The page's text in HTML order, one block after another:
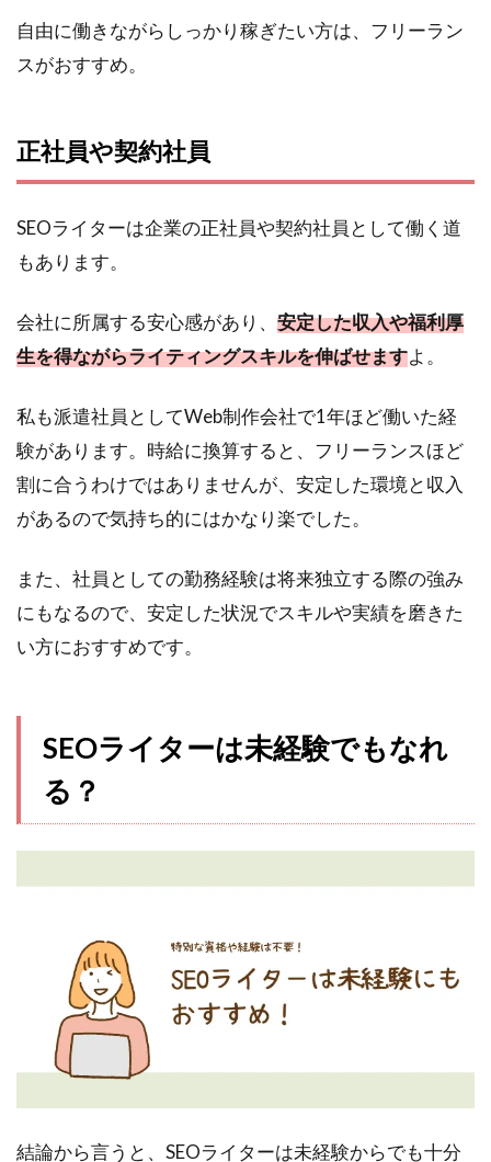
自由に働きながらしっかり稼ぎたい方は、フリーラン
スがおすすめ。
正社員や契約社員
SEOライターは企業の正社員や契約社員として働く道
もあります。
会社に所属する安心感があり、 安定した収入や福利厚
生を得ながらライティングスキルを伸ばせますよ。
私も派遣社員としてWeb制作会社で1年ほど働いた経
験があります。時給に換算すると、フリーランスほど
割に合うわけではありませんが、安定した環境と収入
があるので気持ち的にはかなり楽でした。
また、社員としての勤務経験は将来独立する際の強み
にもなるので、安定した状況でスキルや実績を磨きた
い方におすすめです。
SEOライターは未経験でもなれ
る？
結論から言うと、SEOライターは未経験からでも十分